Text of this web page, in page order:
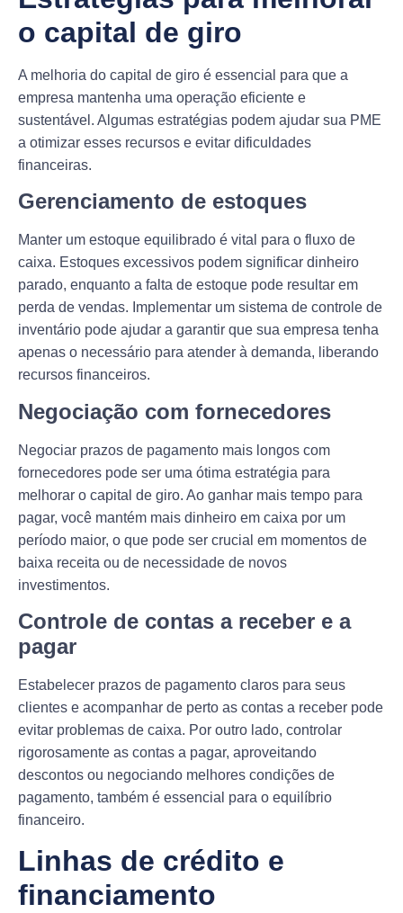
o capital de giro
A melhoria do capital de giro é essencial para que a
empresa mantenha uma operação eficiente e
sustentável. Algumas estratégias podem ajudar sua PME
a otimizar esses recursos e evitar dificuldades
financeiras.
Gerenciamento de estoques
Manter um estoque equilibrado é vital para o fluxo de
caixa. Estoques excessivos podem significar dinheiro
parado, enquanto a falta de estoque pode resultar em
perda de vendas. Implementar um sistema de controle de
inventário pode ajudar a garantir que sua empresa tenha
apenas o necessário para atender à demanda, liberando
recursos financeiros.
Negociação com fornecedores
Negociar prazos de pagamento mais longos com
fornecedores pode ser uma ótima estratégia para
melhorar o capital de giro. Ao ganhar mais tempo para
pagar, você mantém mais dinheiro em caixa por um
período maior, o que pode ser crucial em momentos de
baixa receita ou de necessidade de novos
investimentos.
Controle de contas a receber e a
pagar
Estabelecer prazos de pagamento claros para seus
clientes e acompanhar de perto as contas a receber pode
evitar problemas de caixa. Por outro lado, controlar
rigorosamente as contas a pagar, aproveitando
descontos ou negociando melhores condições de
pagamento, também é essencial para o equilíbrio
financeiro.
Linhas de crédito e
financiamento